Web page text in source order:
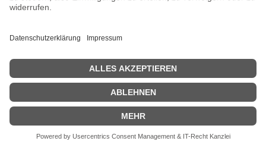
Fax: nicht vorhanden
Copyright © Galerie Löhrl 2021
pool of instincts